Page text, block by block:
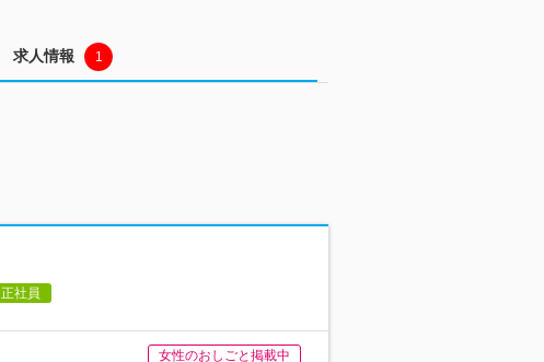
求人情報 1
正社員
女性のおしごと掲載中